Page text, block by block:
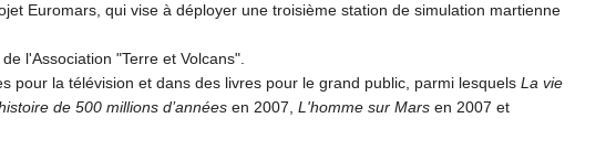
Euromars, qui vise à déployer une troisième station de simulation martienne
l'Association "Terre et Volcans".
pour la télévision et dans des livres pour le grand public, parmi lesquels La vie
de 500 millions d’années en 2007, L'homme sur Mars en 2007 et